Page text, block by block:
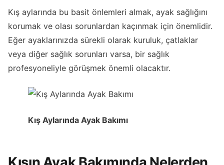
Kış aylarında bu basit önlemleri almak, ayak sağlığını
korumak ve olası sorunlardan kaçınmak için önemlidir.
Eğer ayaklarınızda sürekli olarak kuruluk, çatlaklar
veya diğer sağlık sorunları varsa, bir sağlık
profesyoneliyle görüşmek önemli olacaktır.
Kış Aylarında Ayak Bakımı